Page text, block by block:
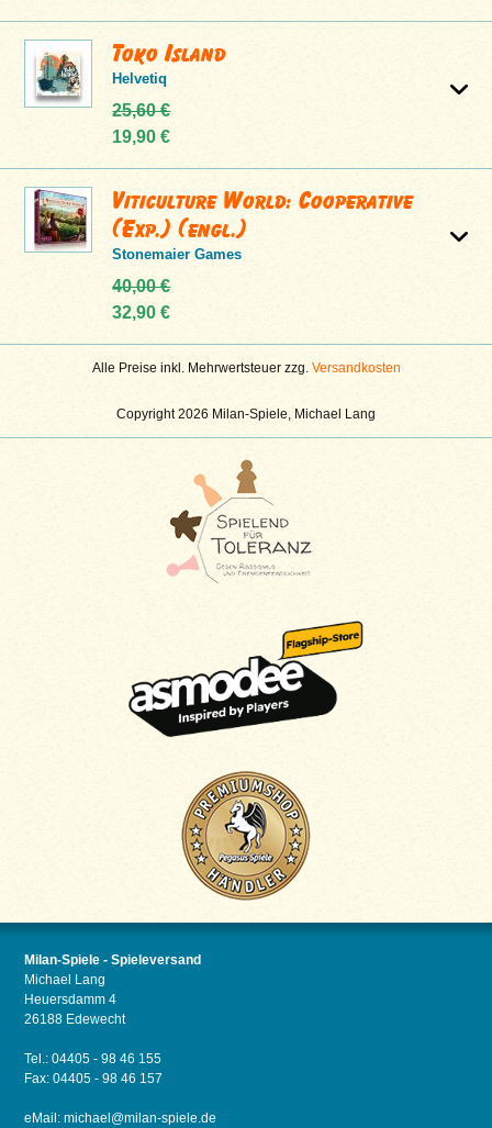
Copyright 2026 Milan-Spiele, Michael Lang
Toko Island
Helvetiq
25,60 €
19,90 €
Viticulture World: Cooperative
(Exp.) (engl.)
Stonemaier Games
40,00 €
32,90 €
Alle Preise inkl. Mehrwertsteuer zzg. Versandkosten
Milan-Spiele - Spieleversand
Michael Lang
Heuersdamm 4
26188 Edewecht
Tel.: 04405 - 98 46 155
Fax: 04405 - 98 46 157
eMail:michael@milan-spiele.de